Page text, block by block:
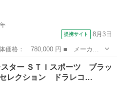
提携サイト 8月3日
グレード名： ２．０ｉ ユー
ラーダナビ 地デジＴＶ Ｂカメ
スター ＳＴＩスポーツ ブラッ
レクション ドラレコ…